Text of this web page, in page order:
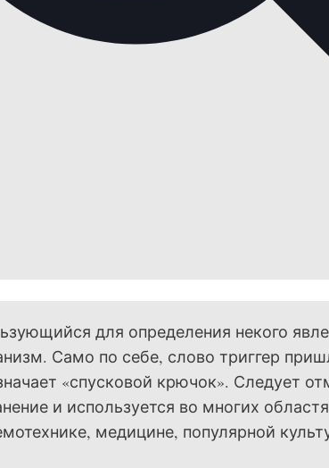
для определения некого
Само по себе, слово триггер
«спусковой крючок». Следует
и используется во многих
медицине, популярной